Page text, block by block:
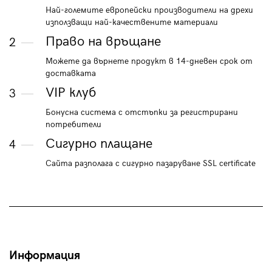
Най-големите европейски производители на дрехи
използващи най-качествените материали
2 Право на връщане
Можете да върнете продукт в 14-дневен срок от
доставката
3 VIP клуб
Бонусна система с отстъпки за регистрирани
потребители
4 Сигурно плащане
Сайта разполага с сигурно пазаруване SSL certificate
Информация